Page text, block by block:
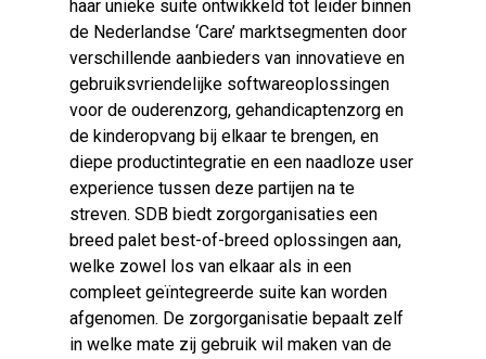
haar unieke suite ontwikkeld tot leider binnen
de Nederlandse ‘Care’ marktsegmenten door
verschillende aanbieders van innovatieve en
gebruiksvriendelijke softwareoplossingen
voor de ouderenzorg, gehandicaptenzorg en
de kinderopvang bij elkaar te brengen, en
diepe productintegratie en een naadloze user
experience tussen deze partijen na te
streven. SDB biedt zorgorganisaties een
breed palet best-of-breed oplossingen aan,
welke zowel los van elkaar als in een
compleet geïntegreerde suite kan worden
afgenomen. De zorgorganisatie bepaalt zelf
in welke mate zij gebruik wil maken van de